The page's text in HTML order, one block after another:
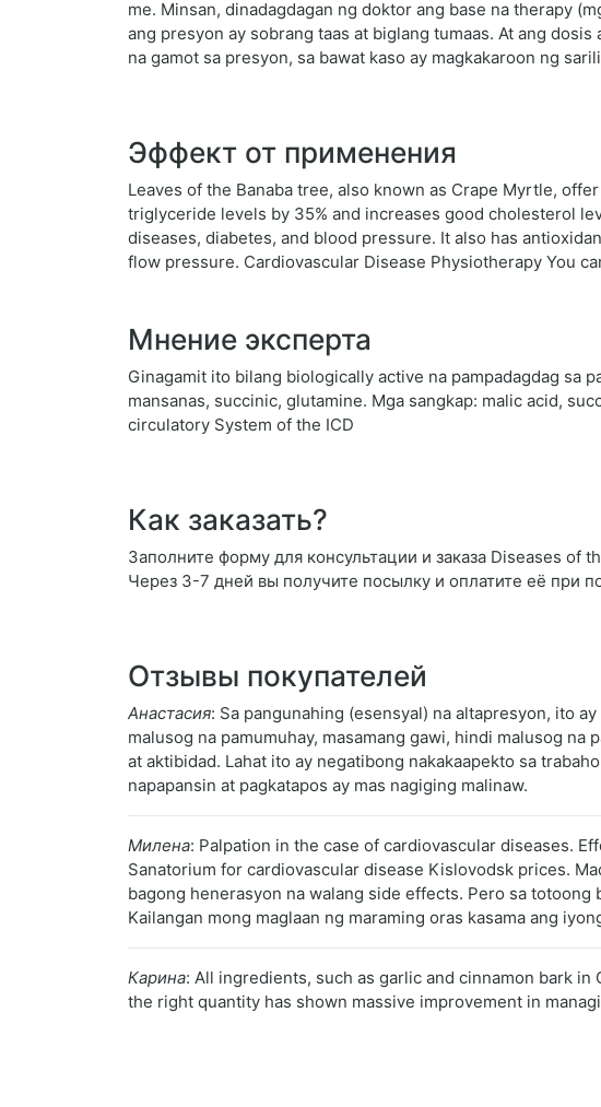
me. Minsan, dinadagdagan ng doktor ang base na therapy
ang presyon ay sobrang taas at biglang tumaas. At ang
na gamot sa presyon, sa bawat kaso ay magkakaroon ng
Эффект от применения
Leaves of the Banaba tree, also known as Crape Myrtle,
triglyceride levels by 35% and increases good cholesterol
diseases, diabetes, and blood pressure. It also has
flow pressure. Cardiovascular Disease Physiotherapy You
Мнение эксперта
Ginagamit ito bilang biologically active na pampadagdag sa
mansanas, succinic, glutamine. Mga sangkap: malic acid,
circulatory System of the ICD
Как заказать?
Заполните форму для консультации и заказа Diseases of
Через 3-7 дней вы получите посылку и оплатите её при
Отзывы покупателей
Анастасия: Sa pangunahing (esensyal) na altapresyon, ito
malusog na pamumuhay, masamang gawi, hindi malusog
at aktibidad. Lahat ito ay negatibong nakakaapekto sa
napapansin at pagkatapos ay mas nagiging malinaw.
Милена: Palpation in the case of cardiovascular diseases.
Sanatorium for cardiovascular disease Kislovodsk prices.
bagong henerasyon na walang side effects. Pero sa
Kailangan mong maglaan ng maraming oras kasama ang
Карина: All ingredients, such as garlic and cinnamon bark
the right quantity has shown massive improvement in